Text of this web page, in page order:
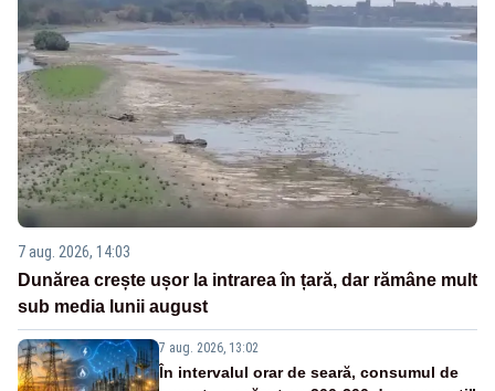
7 aug. 2026, 14:03
Dunărea crește ușor la intrarea în țară, dar rămâne mult
sub media lunii august
7 aug. 2026, 13:02
În intervalul orar de seară, consumul de